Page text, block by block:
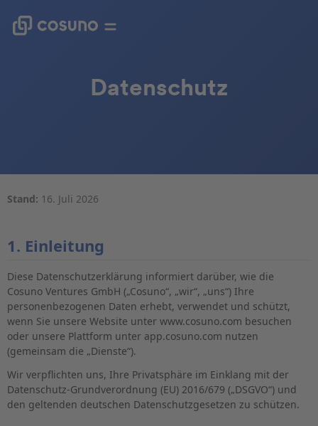
Datenschutz
Stand: 16. Juli 2026
1. Einleitung
Diese Datenschutzerklärung informiert darüber, wie die
Cosuno Ventures GmbH („Cosuno“, „wir“, „uns“) Ihre
personenbezogenen Daten erhebt, verwendet und schützt,
wenn Sie unsere Website unter www.cosuno.com besuchen
oder unsere Plattform unter app.cosuno.com nutzen
(gemeinsam die „Dienste“).
Wir verpflichten uns, Ihre Privatsphäre im Einklang mit der
Datenschutz-Grundverordnung (EU) 2016/679 („DSGVO“) und
den geltenden deutschen Datenschutzgesetzen zu schützen.